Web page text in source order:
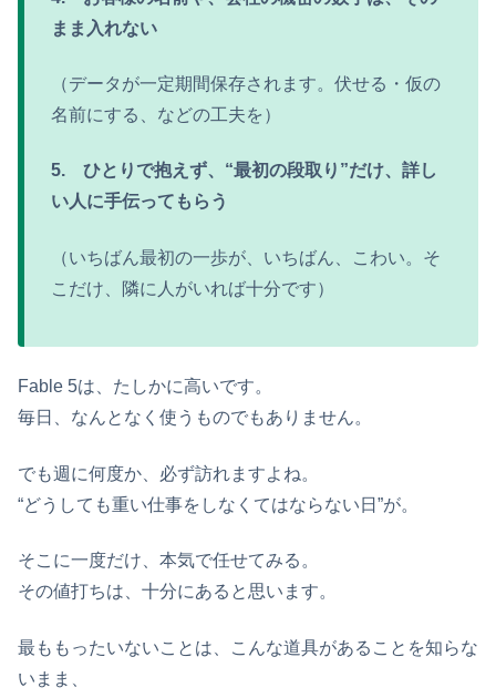
まま入れない
（データが一定期間保存されます。伏せる・仮の
名前にする、などの工夫を）
5. ひとりで抱えず、“最初の段取り”だけ、詳し
い人に手伝ってもらう
（いちばん最初の一歩が、いちばん、こわい。そ
こだけ、隣に人がいれば十分です）
Fable 5は、たしかに高いです。
毎日、なんとなく使うものでもありません。
でも週に何度か、必ず訪れますよね。
“どうしても重い仕事をしなくてはならない日”が。
そこに一度だけ、本気で任せてみる。
その値打ちは、十分にあると思います。
最ももったいないことは、こんな道具があることを知らな
いまま、